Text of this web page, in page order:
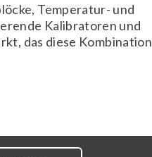
Temperatur- und
Kalibratoren und
das diese Kombination